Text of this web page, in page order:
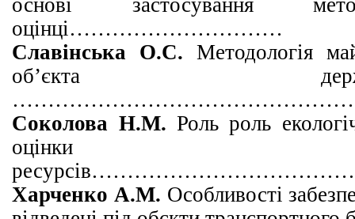
основі застосування
оцінці…………………………
Славінська О.С. Методологія
об’єкта
Соколова Н.М. Роль роль
оцінки
Харченко А.М. Особливості